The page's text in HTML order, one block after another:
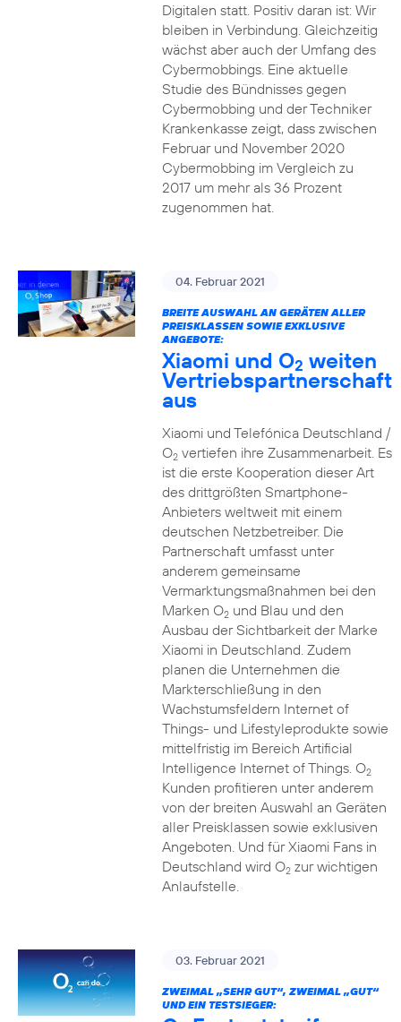
Digitalen statt. Positiv daran ist: Wir
bleiben in Verbindung. Gleichzeitig
wächst aber auch der Umfang des
Cybermobbings. Eine aktuelle
Studie des Bündnisses gegen
Cybermobbing und der Techniker
Krankenkasse zeigt, dass zwischen
Februar und November 2020
Cybermobbing im Vergleich zu
2017 um mehr als 36 Prozent
zugenommen hat.
04. Februar 2021
BREITE AUSWAHL AN GERÄTEN ALLER
PREISKLASSEN SOWIE EXKLUSIVE
ANGEBOTE:
Xiaomi und O2 weiten
Vertriebspartnerschaft
aus
Xiaomi und Telefónica Deutschland /
O2vertiefen ihre Zusammenarbeit. Es
ist die erste Kooperation dieser Art
des drittgrößten Smartphone-
Anbieters weltweit mit einem
deutschen Netzbetreiber. Die
Partnerschaft umfasst unter
anderem gemeinsame
Vermarktungsmaßnahmen bei den
Marken O2und Blau und den
Ausbau der Sichtbarkeit der Marke
Xiaomi in Deutschland. Zudem
planen die Unternehmen die
Markterschließung in den
Wachstumsfeldern Internet of
Things- und Lifestyleprodukte sowie
mittelfristig im Bereich Artificial
Intelligence Internet of Things. O2
Kunden profitieren unter anderem
von der breiten Auswahl an Geräten
aller Preisklassen sowie exklusiven
Angeboten. Und für Xiaomi Fans in
Deutschland wird O2zur wichtigen
Anlaufstelle.
03. Februar 2021
ZWEIMAL „SEHR GUT“, ZWEIMAL „GUT“
UND EIN TESTSIEGER: